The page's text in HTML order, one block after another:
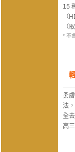
15
（
（
* 不
柔
法
全
高